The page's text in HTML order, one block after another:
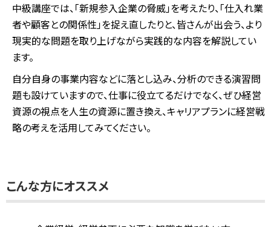
中級講座では、「新規参入企業の脅威」を考えたり、「仕入れ業
者や顧客との関係性」を捉え直したりと、皆さんが出会う、より
現実的な問題を取り上げながら実践的な内容を解説してい
ます。
自分自身の事業内容などに落とし込み、分析のできる演習問
題も設けていますので、仕事に役立てるだけでなく、ぜひ経営
資源の視点を人生の資源に置き換え、キャリアプランに経営戦
略の考えを活用してみてください。
こんな方にオススメ